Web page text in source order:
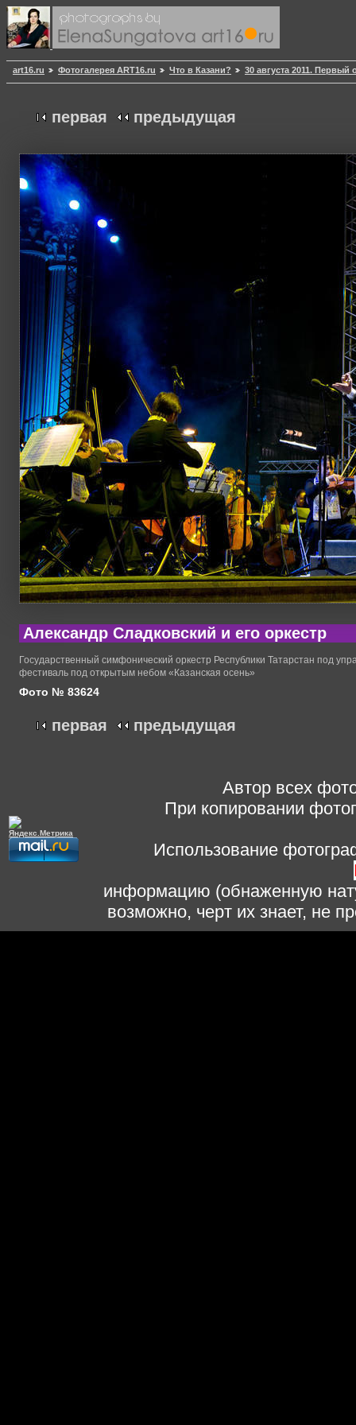
art16.ru Фотогалерея ART16.ru Что в Казани? 30 августа 2011.
первая предыдущая
Александр Сладковский и его оркестр
Государственный симфонический оркестр Республики Татарстан под
фестиваль под открытым небом «Казанская осень»
Фото № 83624
первая предыдущая
Автор всех
При копировании
Использование
информацию (обнаженную
возможно, черт их знает, не